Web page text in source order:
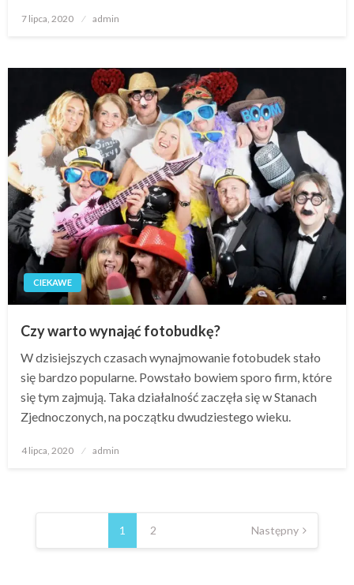
Opublikowane
7 lipca, 2020 admin
CIEKAWE
Czy warto wynająć fotobudkę?
W dzisiejszych czasach wynajmowanie fotobudek stało
się bardzo popularne. Powstało bowiem sporo firm, które
się tym zajmują. Taka działalność zaczęła się w Stanach
Zjednoczonych, na początku dwudziestego wieku.
Opublikowane
4 lipca, 2020 admin
Nawigacja
wpisach
1 2 Następny